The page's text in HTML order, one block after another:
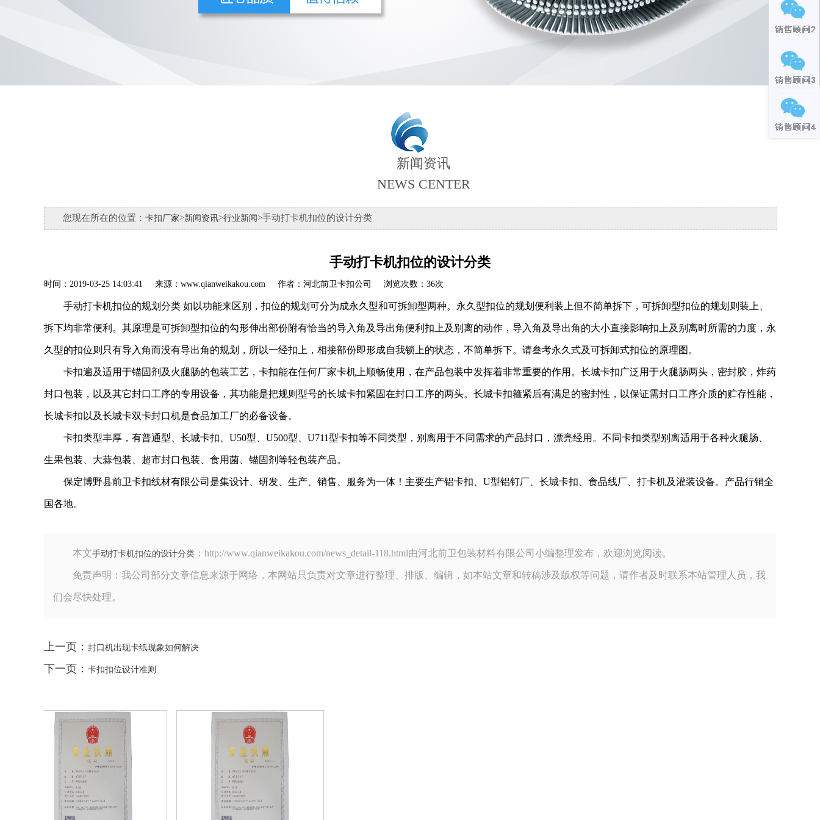
新闻资讯
NEWS CENTER
您现在所在的位置： 卡扣厂家>新闻资讯>行业新闻>手动打卡机扣位的设计分类
手动打卡机扣位的设计分类
时间：2019-03-25 14:03:41 来源：www.qianweikakou.com 作者：河北前卫卡扣公司 浏览次数：36次
手动打卡机扣位的规划分类 如以功能来区别，扣位的规划可分为成永久型和可拆卸型两种。永久型扣位的规划便利装上但不简单拆下，可拆卸型扣位的规划则装上、
拆下均非常便利。其原理是可拆卸型扣位的勾形伸出部份附有恰当的导入角及导出角便利扣上及别离的动作，导入角及导出角的大小直接影响扣上及别离时所需的力度，永
久型的扣位则只有导入角而没有导出角的规划，所以一经扣上，相接部份即形成自我锁上的状态，不简单拆下。请叁考永久式及可拆卸式扣位的原理图。
卡扣遍及适用于锚固剂及火腿肠的包装工艺，卡扣能在任何厂家卡机上顺畅使用，在产品包装中发挥着非常重要的作用。长城卡扣广泛用于火腿肠两头，密封胶，炸药
封口包装，以及其它封口工序的专用设备，其功能是把规则型号的长城卡扣紧固在封口工序的两头。长城卡扣箍紧后有满足的密封性，以保证需封口工序介质的贮存性能，
长城卡扣以及长城卡双卡封口机是食品加工厂的必备设备。
卡扣类型丰厚，有普通型、长城卡扣、U50型、U500型、U711型卡扣等不同类型，别离用于不同需求的产品封口，漂亮经用。不同卡扣类型别离适用于各种火腿肠、
生果包装、大蒜包装、超市封口包装、食用菌、锚固剂等轻包装产品。
保定博野县前卫卡扣线材有限公司是集设计、研发、生产、销售、服务为一体！主要生产铝卡扣、U型铝钉厂、长城卡扣、食品线厂、打卡机及灌装设备。产品行销全
国各地。
本文手动打卡机扣位的设计分类 ：http://www.qianweikakou.com/news_detail-118.html由河北前卫包装材料有限公司小编整理发布，欢迎浏览阅读。
免责声明：我公司部分文章信息来源于网络，本网站只负责对文章进行整理、排版、编辑，如本站文章和转稿涉及版权等问题，请作者及时联系本站管理人员，我
们会尽快处理。
上一页： 封口机出现卡纸现象如何解决
下一页： 卡扣扣位设计准则